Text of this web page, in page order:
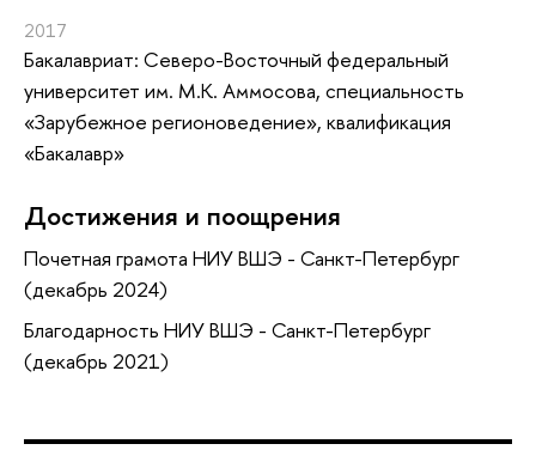
2017
Бакалавриат: Северо-Восточный федеральный
университет им. М.К. Аммосова, специальность
«Зарубежное регионоведение», квалификация
«Бакалавр»
Достижения и поощрения
Почетная грамота НИУ ВШЭ - Санкт-Петербург
(декабрь 2024)
Благодарность НИУ ВШЭ - Санкт-Петербург
(декабрь 2021)